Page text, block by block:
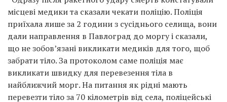
місцеві медики та сказали чекати поліцію. Поліція
приїхала лише за 2 години з сусіднього селища, вони
дали направлення в Павлоград до моргу і сказали,
що не зобовʼязані викликати медиків для того, щоб
забрати тіло. За протоколом саме поліція має
викликати швидку для перевезення тіла в
найближчий морг. На питання як рідні мають
перевезти тіло за 70 кілометрів від села, поліцейські